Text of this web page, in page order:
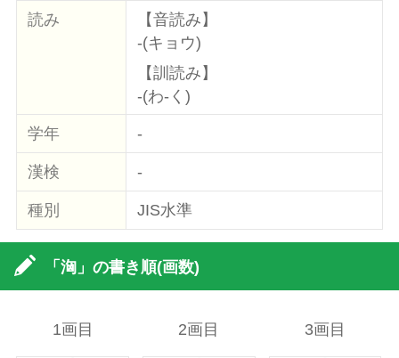
読み
【音読み】
-(キョウ)
【訓読み】
-(わ-く)
学年 -
漢検 -
種別 JIS水準
「洶」の書き順(画数)
1画目 2画目 3画目